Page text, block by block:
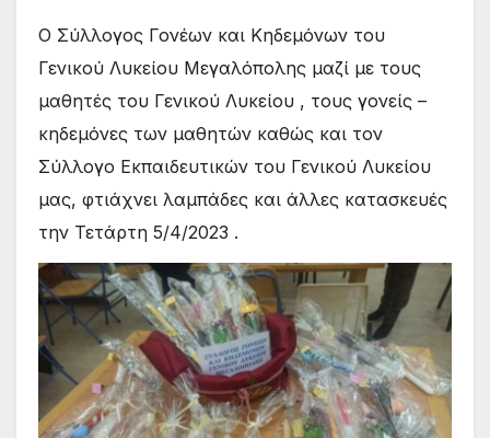
Ο Σύλλογος Γονέων και Κηδεμόνων του
Γενικού Λυκείου Μεγαλόπολης μαζί με τους
μαθητές του Γενικού Λυκείου , τους γονείς –
κηδεμόνες των μαθητών καθώς και τον
Σύλλογο Εκπαιδευτικών του Γενικού Λυκείου
μας, φτιάχνει λαμπάδες και άλλες κατασκευές
την Τετάρτη 5/4/2023 .